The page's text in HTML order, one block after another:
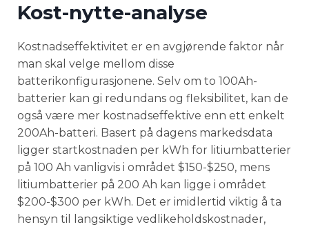
Kost-nytte-analyse
Kostnadseffektivitet er en avgjørende faktor når
man skal velge mellom disse
batterikonfigurasjonene. Selv om to 100Ah-
batterier kan gi redundans og fleksibilitet, kan de
også være mer kostnadseffektive enn ett enkelt
200Ah-batteri. Basert på dagens markedsdata
ligger startkostnaden per kWh for litiumbatterier
på 100 Ah vanligvis i området $150-$250, mens
litiumbatterier på 200 Ah kan ligge i området
$200-$300 per kWh. Det er imidlertid viktig å ta
hensyn til langsiktige vedlikeholdskostnader,